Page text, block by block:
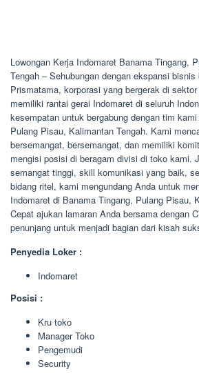
Lowongan Kerja Indomaret Banama Tingang,
Tengah – Sehubungan dengan ekspansi
Prismatama, korporasi yang bergerak di
memiliki rantai gerai Indomaret di seluruh
kesempatan untuk bergabung dengan tim
Pulang Pisau, Kalimantan Tengah. Kami
bersemangat, bersemangat, dan memiliki
mengisi posisi di beragam divisi di toko kami.
semangat tinggi, skill komunikasi yang baik,
bidang ritel, kami mengundang Anda untuk
Indomaret di Banama Tingang, Pulang Pisau,
Cepat ajukan lamaran Anda bersama dengan
penunjang untuk menjadi bagian dari kisah
Penyedia Loker :
Indomaret
Posisi :
Kru toko
Manager Toko
Pengemudi
Security